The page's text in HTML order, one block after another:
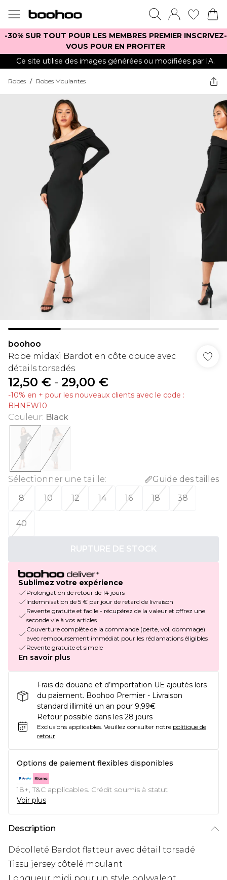
-30% SUR TOUT POUR LES MEMBRES PREMIER INSCRIVEZ-
VOUS POUR EN PROFITER
Ce site utilise des images générées ou modifiées par IA.
Robes / Robes Moulantes
boohoo
Robe midaxi Bardot en côte douce avec
détails torsadés
12,50 € - 29,00 €
-10% en + pour les nouveaux clients avec le code :
BHNEW10
Couleur: Black
Sélectionner une taille:
Guide des tailles
8
10 12 14 16 18 38
40
RUPTURE DE STOCK
Sublimez votre expérience
Prolongation de retour de 14 jours
Indemnisation de 5 € par jour de retard de livraison
Revente gratuite et facile - récupérez de la valeur et offrez une
seconde vie à vos articles.
Couverture complète de la commande (perte, vol, dommage)
avec remboursement immédiat pour les réclamations éligibles
Revente gratuite et simple
En savoir plus
Frais de douane et d’importation UE ajoutés lors
du paiement. Boohoo Premier - Livraison
standard illimité un an pour 9,99€
Retour possible dans les 28 jours
Exclusions applicables. Veuillez consulter notre politique de
retour
Options de paiement flexibles disponibles
18+, T&C applicables. Crédit soumis à statut
Voir plus
Description
Décolleté Bardot flatteur avec détail torsadé
Tissu jersey côtelé moulant